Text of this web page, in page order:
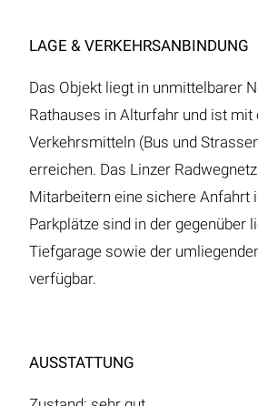
LAGE & VERKEHRSANBINDUNG
Das Objekt liegt in unmittelbarer
Rathauses in Alturfahr und ist
Verkehrsmitteln (Bus und
erreichen. Das Linzer
Mitarbeitern eine sichere Anfahrt
Parkplätze sind in der gegenüber
Tiefgarage sowie der
verfügbar.
AUSSTATTUNG